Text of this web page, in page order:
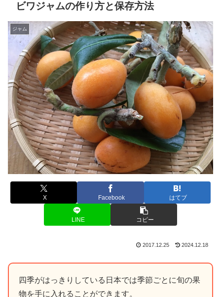
ビワジャムの作り方と保存方法
ジャム
X Facebook はてブ
LINE コピー
2017.12.25 2024.12.18
四季がはっきりしている日本では季節ごとに旬の果
物を手に入れることができます。